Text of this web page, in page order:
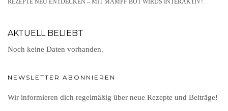
REZEPTE NEU ENTDECKEN – MIT MAMPF BOT WIRDS INTERAKTIV!
AKTUELL BELIEBT
Noch keine Daten vorhanden.
NEWSLETTER ABONNIEREN
Wir informieren dich regelmäßig über neue Rezepte und Beiträge!